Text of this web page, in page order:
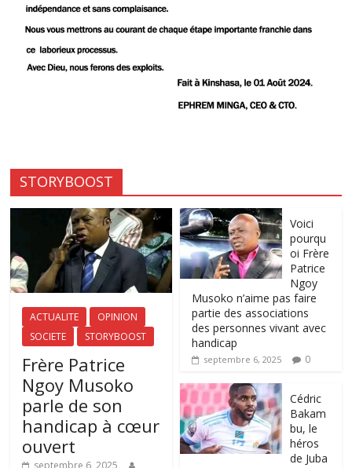
STORYBOOST
ACTUALITE
OPINION
SOCIETE
STORYBOOST
Frère Patrice
Ngoy Musoko
parle de son
handicap à cœur
ouvert
septembre 6, 2025
Voici
pourqu
oi Frère
Patrice
Ngoy
Musoko n’aime pas faire
partie des associations
des personnes vivant avec
handicap
septembre 6, 2025 0
‎Cédric
Bakam
bu, le
héros
de Juba